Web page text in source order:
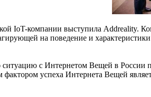
IoT-компании выступила Addreality.
на поведение и
с Интернетом Вещей в России
успеха Интернета Вещей